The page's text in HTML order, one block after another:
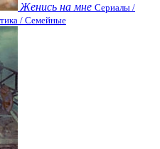
Женись на мне Сериалы /
/ Семейные